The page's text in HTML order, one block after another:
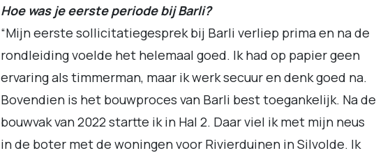
Hoe was je eerste periode bij Barli?
“Mijn eerste sollicitatiegesprek bij Barli verliep prima en na de
rondleiding voelde het helemaal goed. Ik had op papier geen
ervaring als timmerman, maar ik werk secuur en denk goed na.
Bovendien is het bouwproces van Barli best toegankelijk. Na de
bouwvak van 2022 startte ik in Hal 2. Daar viel ik met mijn neus
in de boter met de woningen voor Rivierduinen in Silvolde. Ik